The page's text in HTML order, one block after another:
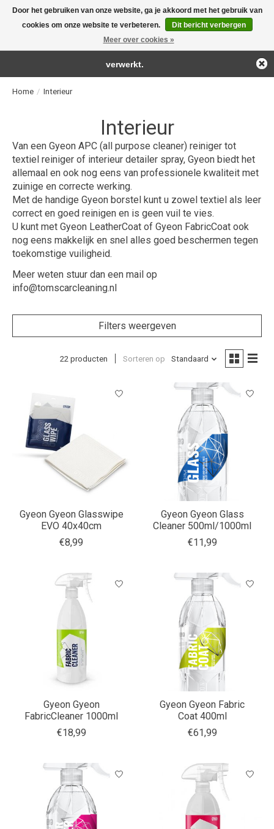
For the real detailing products!
Home / Interieur
Interieur
Van een Gyeon APC (all purpose cleaner) reiniger tot
textiel reiniger of interieur detailer spray, Gyeon biedt het
allemaal en ook nog eens van professionele kwaliteit met
zuinige en correcte werking.
Met de handige Gyeon borstel kunt u zowel textiel als leer
correct en goed reinigen en is geen vuil te vies.
U kunt met Gyeon LeatherCoat of Gyeon FabricCoat ook
nog eens makkelijk en snel alles goed beschermen tegen
toekomstige vuiligheid.
Meer weten stuur dan een mail op
info@tomscarcleaning.nl
Filters weergeven
22 producten Sorteren op Standaard
Gyeon Gyeon Glasswipe
EVO 40x40cm
€8,99
Gyeon Gyeon Glass
Cleaner 500ml/1000ml
€11,99
Gyeon Gyeon
FabricCleaner 1000ml
€18,99
Gyeon Gyeon Fabric
Coat 400ml
€61,99
Door het gebruiken van onze website, ga je akkoord met het gebruik van
cookies om onze website te verbeteren.
Dit bericht verbergen
Meer over cookies »
← Keer terug naar de backofficeDeze winkel is in aanbouw.
Eventueel geplaatste orders zullen niet worden gehonoreerd of
verwerkt.